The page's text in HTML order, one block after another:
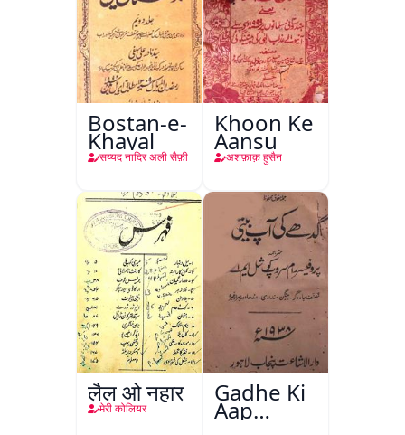
Bostan-e-
Khayal
सय्यद नादिर अली सैफ़ी
Khoon Ke
Aansu
अशफ़ाक़ हुसैन
लैल ओ नहार
मेरी कोलियर
Gadhe Ki
Aap
Beetee